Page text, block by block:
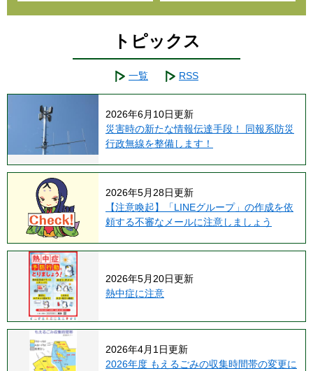
トピックス
一覧 RSS
2026年6月10日更新
災害時の新たな情報伝達手段！ 同報系防災
行政無線を整備します！
2026年5月28日更新
【注意喚起】「LINEグループ」の作成を依
頼する不審なメールに注意しましょう
2026年5月20日更新
熱中症に注意
2026年4月1日更新
2026年度 もえるごみの収集時間帯の変更に